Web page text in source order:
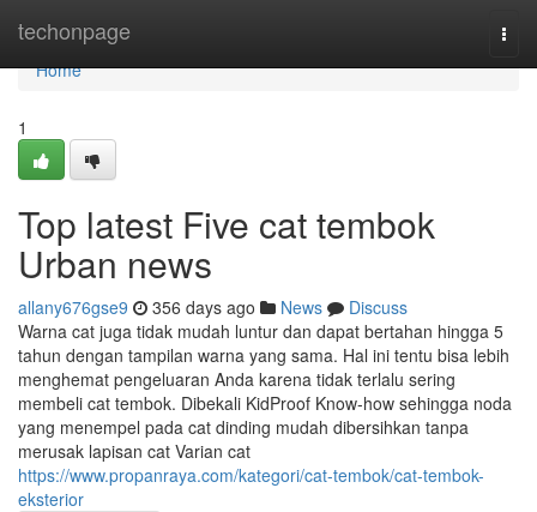
techonpage
Home
Home
1
Top latest Five cat tembok
Urban news
allany676gse9 356 days ago News
Discuss
Warna cat juga tidak mudah luntur dan dapat bertahan hingga 5
tahun dengan tampilan warna yang sama. Hal ini tentu bisa lebih
menghemat pengeluaran Anda karena tidak terlalu sering
membeli cat tembok. Dibekali KidProof Know-how sehingga noda
yang menempel pada cat dinding mudah dibersihkan tanpa
merusak lapisan cat Varian cat
https://www.propanraya.com/kategori/cat-tembok/cat-tembok-
eksterior